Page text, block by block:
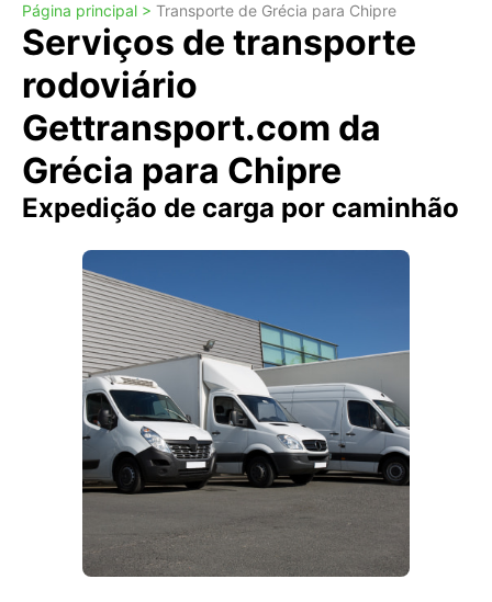
Página principal > Transporte de Grécia para Chipre
Serviços de transporte
rodoviário
Gettransport.com da
Grécia para Chipre
Expedição de carga por caminhão